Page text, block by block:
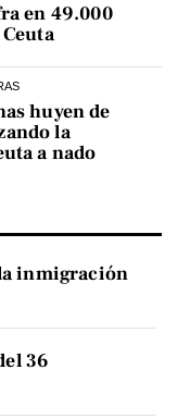
en 49.000
huyen de
la
a nado
inmigración
36